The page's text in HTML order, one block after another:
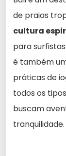
de praias
cultura
para
é também
práticas de
todos os
buscam
tranquilidade.